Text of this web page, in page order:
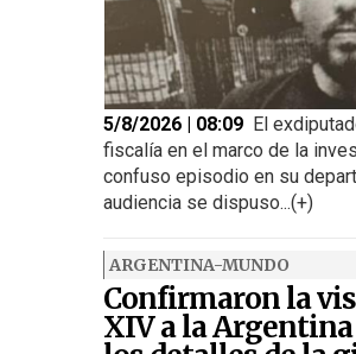
5/8/2026 | 08:09 El
fiscalía en el marco de la
confuso episodio en su
audiencia se dispuso...(+)
ARGENTINA-MUNDO
Confirmaron la
XIV a la